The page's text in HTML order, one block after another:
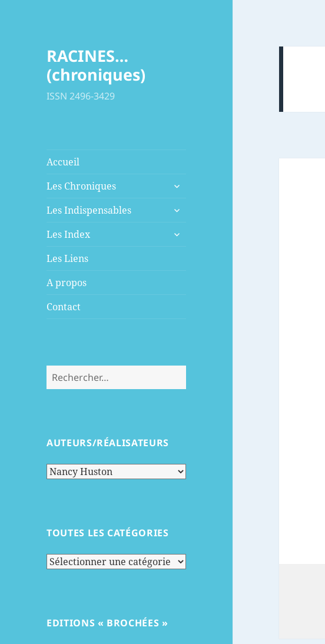
RACINES…
(chroniques)
ISSN 2496-3429
Accueil
Les Chroniques
ouvrir
sous-
Les Indispensables
ouvrir
sous-
Les Index
ouvrir
Les Liens
A propos
Contact
Rechercher :
AUTEURS/RÉALISATEURS
TOUTES LES CATÉGORIES
Toutes
EDITIONS « BROCHÉES »